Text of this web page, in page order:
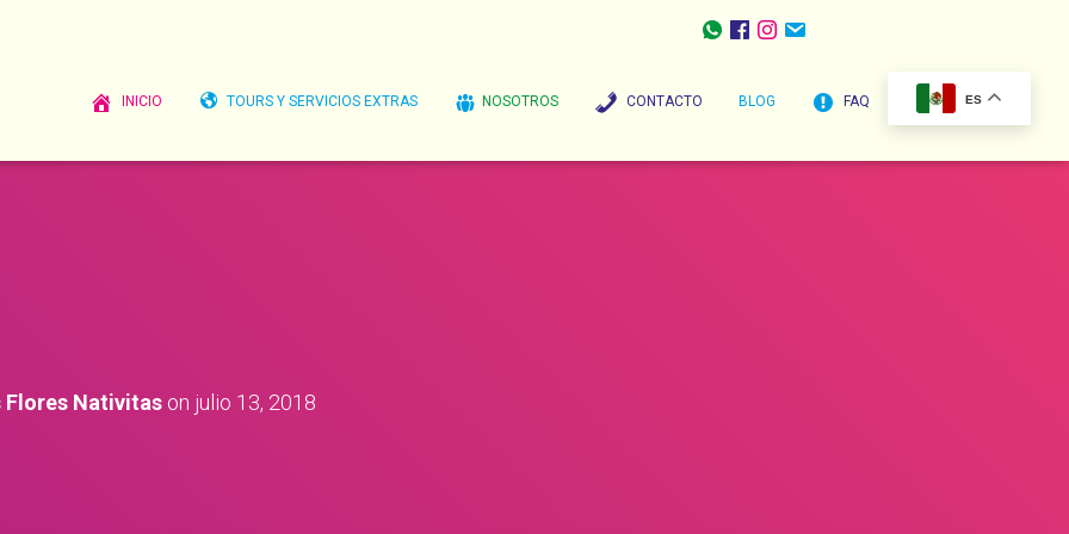
INICIO TOURS Y SERVICIOS EXTRAS NOSOTROS CONTACTO BLOG FAQ ES
Flores Nativitason julio 13, 2018